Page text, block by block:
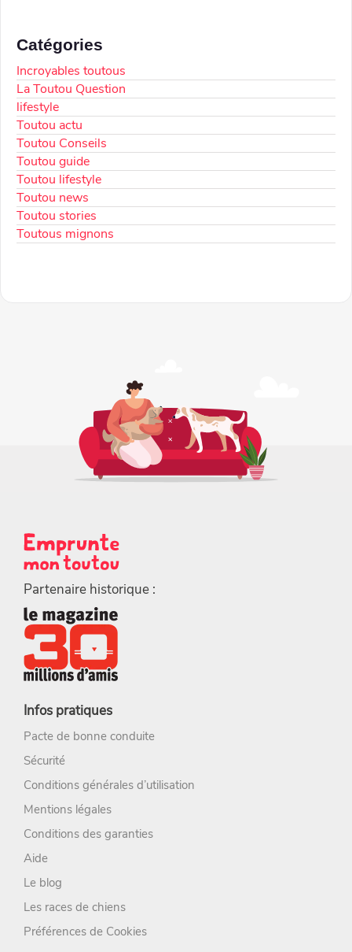
Catégories
Incroyables toutous
La Toutou Question
lifestyle
Toutou actu
Toutou Conseils
Toutou guide
Toutou lifestyle
Toutou news
Toutou stories
Toutous mignons
Partenaire historique :
Infos pratiques
Pacte de bonne conduite
Sécurité
Conditions générales d’utilisation
Mentions légales
Conditions des garanties
Aide
Le blog
Les races de chiens
Préférences de Cookies